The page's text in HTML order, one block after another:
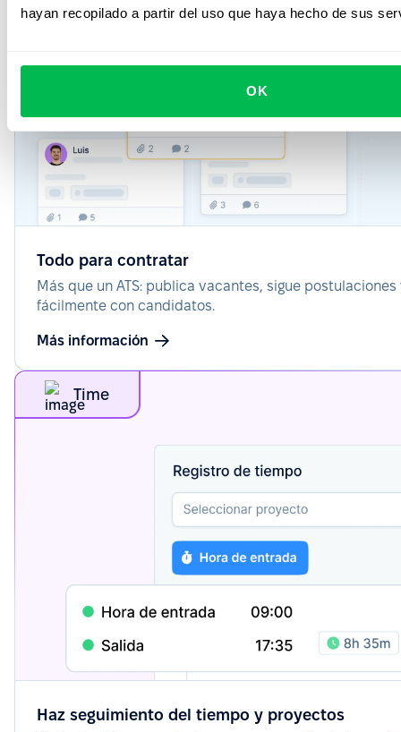
hayan recopilado a partir del uso que haya hecho de sus
OK
Todo para contratar
Más que un ATS: publica vacantes, sigue
fácilmente con candidatos.
Más información
Time
Haz seguimiento del tiempo y proyectos